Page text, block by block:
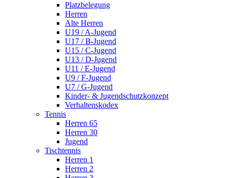
Platzbelegung
Herren
Alte Herren
U19 / A-Jugend
U17 / B-Jugend
U15 / C-Jugend
U13 / D-Jugend
U11 / E-Jugend
U9 / F-Jugend
U7 / G-Jugend
Kinder- & Jugendschutzkonzept
Verhaltenskodex
Tennis
Herren 65
Herren 30
Jugend
Tischtennis
Herren 1
Herren 2